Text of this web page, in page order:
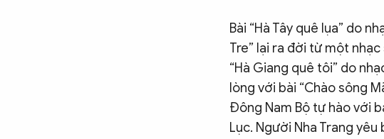
Bài “Hà Tây quê lụa” do
Tre” lại ra đời từ một nhạc
“Hà Giang quê tôi” do
lòng với bài “Chào sông
Đông Nam Bộ tự hào với
Lục. Người Nha Trang yêu